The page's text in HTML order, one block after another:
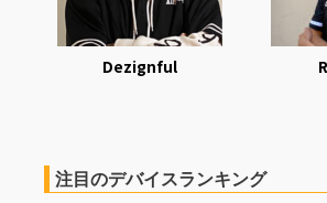
Dezignful
注目のデバイスランキング